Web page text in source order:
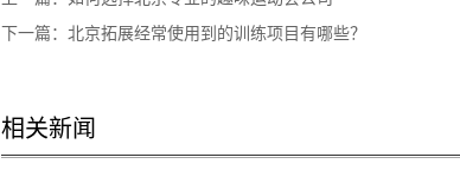
下一篇： 北京拓展经常使用到的训练项目有哪些？
相关新闻